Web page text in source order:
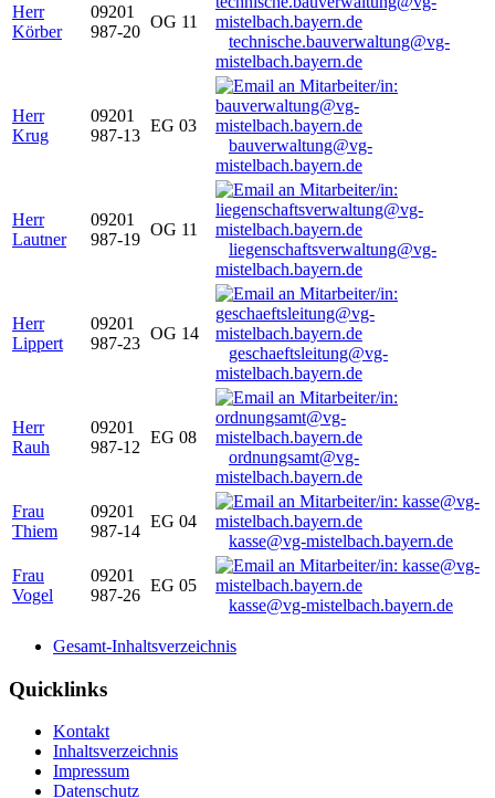
Herr
Körber
09201
987-20
OG 11
technische.bauverwaltung@vg-
mistelbach.bayern.de
Herr
Krug
09201
987-13
EG 03
bauverwaltung@vg-
mistelbach.bayern.de
Herr
Lautner
09201
987-19
OG 11
liegenschaftsverwaltung@vg-
mistelbach.bayern.de
Herr
Lippert
09201
987-23
OG 14
geschaeftsleitung@vg-
mistelbach.bayern.de
Herr
Rauh
09201
987-12
EG 08
ordnungsamt@vg-
mistelbach.bayern.de
Frau
Thiem
09201
987-14
EG 04
kasse@vg-mistelbach.bayern.de
Frau
Vogel
09201
987-26
EG 05
kasse@vg-mistelbach.bayern.de
Gesamt-Inhaltsverzeichnis
Quicklinks
Kontakt
Inhaltsverzeichnis
Impressum
Datenschutz